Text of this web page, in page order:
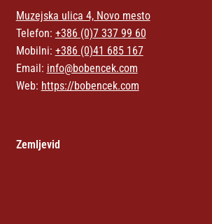
Muzejska ulica 4, Novo mesto
Telefon: +386 (0)7 337 99 60
Mobilni: +386 (0)41 685 167
Email: info@bobencek.com
Web: https://bobencek.com
Zemljevid